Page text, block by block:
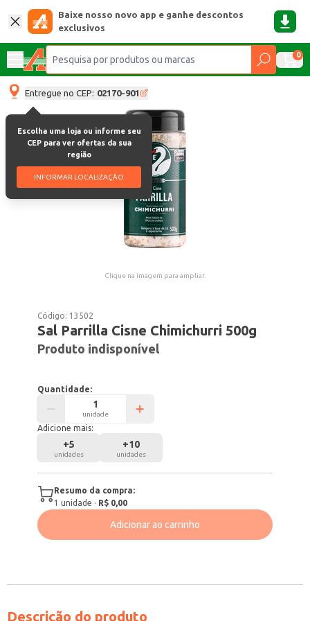
Baixe nosso novo app e ganhe descontos
exclusivos
0
Entregue no CEP: 02170-901
Escolha uma loja ou informe seu
CEP para ver ofertas da sua
região
INFORMAR LOCALIZAÇÃO
Clique na imagem para ampliar.
Código: 13502
Sal Parrilla Cisne Chimichurri 500g
Produto indisponível
Quantidade:
unidade
Adicione mais:
+5
unidades
+10
unidades
Resumo da compra:
1 unidade · R$ 0,00
Adicionar ao carrinho
Descrição do produto